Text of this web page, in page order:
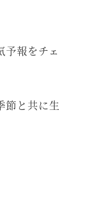
予報をチェ
節と共に生